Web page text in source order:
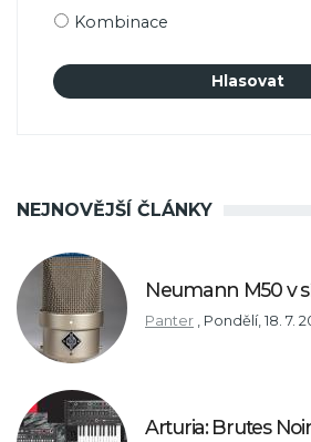
Kombinace
NEJNOVĚJŠÍ ČLÁNKY
Neumann M50 v
Panter Pondělí, 18. 7.
Arturia: Brutes